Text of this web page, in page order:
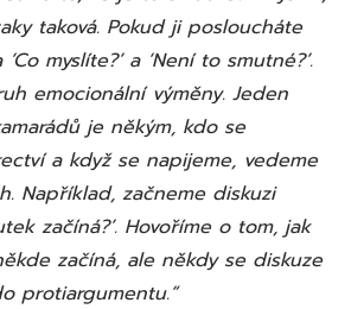
taková. Pokud ji posloucháte
myslíte?’ a ‘Není to smutné?’.
emocionální výměny. Jeden
je někým, kdo se
a když se napijeme, vedeme
Například, začneme diskuzi
začíná?’. Hovoříme o tom, jak
začíná, ale někdy se diskuze
protiargumentu.“